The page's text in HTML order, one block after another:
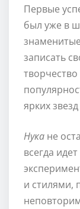
Первые
был уже в
записать
ярких
Нука не
всегда
и стилями,